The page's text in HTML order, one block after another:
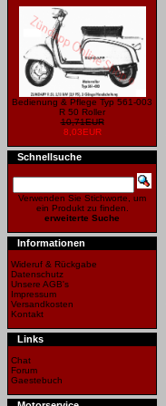
Bedienung & Pflege Typ 561-003
R 50 Roller
10,71EUR
8,03EUR
Schnellsuche
Verwenden Sie Stichworte, um
ein Produkt zu finden.
erweiterte Suche
Informationen
Wideruf & Rückgabe
Datenschutz
Unsere AGB's
Impressum
Versandkosten
Kontakt
Links
Chat
Forum
Gaestebuch